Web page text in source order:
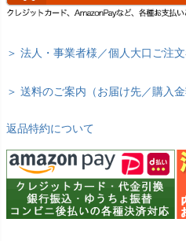
＞ 法人・事業者様／個人大口ご注
＞ 送料のご案内（お届け先／購入金
返品特約について